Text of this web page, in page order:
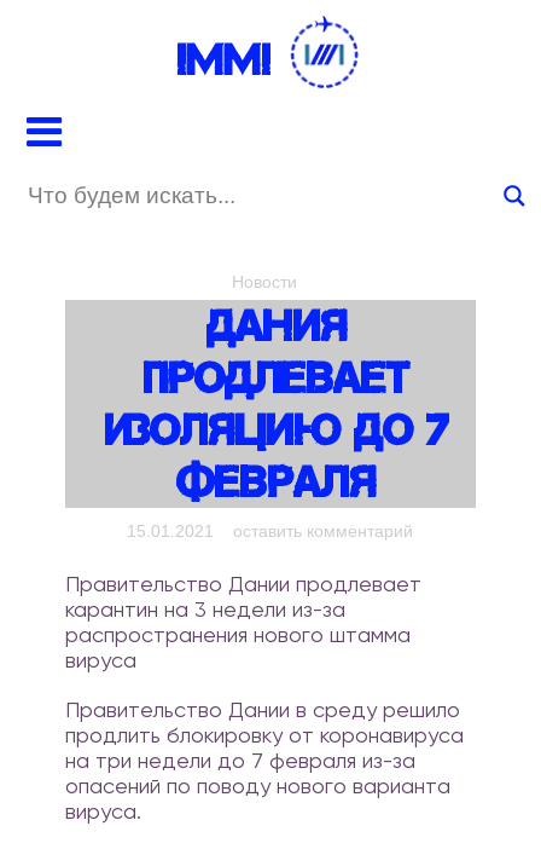
IMMI
Новости
Дания
Продлевает
Изоляцию До 7
Февраля
15.01.2021 оставить комментарий
Правительство Дании продлевает
карантин на 3 недели из-за
распространения нового штамма
вируса
Правительство Дании в среду решило
продлить блокировку от коронавируса
на три недели до 7 февраля из-за
опасений по поводу нового варианта
вируса.